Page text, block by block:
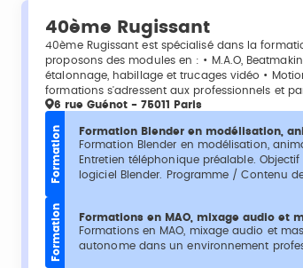
40ème Rugissant
40ème Rugissant est spécialisé dans la
proposons des modules en : • M.A.O,
étalonnage, habillage et trucages vidéo •
formations s'adressent aux professionnels et
6 rue Guénot - 75011 Paris
Formation
Formation Blender en modélisation,
Formation Blender en modélisation,
Entretien téléphonique préalable.
logiciel Blender. Programme / Contenu
Formation
Formations en MAO, mixage audio et
Formations en MAO, mixage audio et
autonome dans un environnement